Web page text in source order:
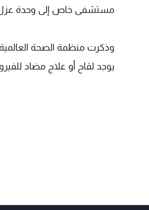
مستشفى خاص إلى وحدة عزل
يوجد لقاح أو علاج مضاد